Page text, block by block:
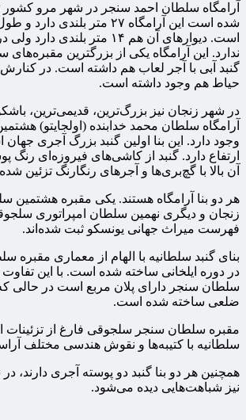
آرامگاه سلطان احمد سنجر در شهر مرو کشور
است. دیوارهای آن هم ۱۴ متر
ندارد. این آرامگاه یکی از بزرگترین
گنبد آبی با آجر لعاب هم داشته است. در
حیاط هم وجود داشته است.
در شهر زنجان نیز بزرگ‌ترین، قدیمی‌ترین،
آرامگاه سلطان محمد خدابنده (اولجایتو)
ارتفاع دارد. گنبد از کاشی‌های فیروزه‌ای
آن بالا با گچ‌بری‌ها و آجرهای رنگارنگ تزئین
هر دو بنا آرامگاه هستند. یکی مقبره هشتمین
زنجان و دیگری نهمین سلطان امپراتوری
فهرست میراث جهانی یونسکو ثبت شده‌اند.
بنای گنبد سلطانیه با الهام از معماری
در دوره ایلخانی ساخته شده است. با این
سلطان سنجر دارای پلان مربع است در حالی
ضلعی ساخته شده است.
مقبره سلطان سنجر سلجوقی فارغ از تزئینات
سلطانیه با کتیبه‌ها و نقوش هندسی مختلف
همچنین هر دو بنا گنبد دو پوسته آجری دارند، در
نیز شباهت‌هایی دیده می‌شود.